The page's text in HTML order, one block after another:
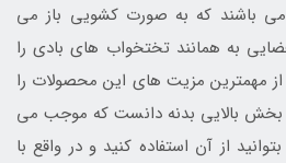
باشند که به صورت کشویی باز می
به همانند تختخواب های بادی را
از مهمترین مزیت های این محصولات را
بخش بالایی بدنه دانست که موجب می
از آن استفاده کنید و در واقع با